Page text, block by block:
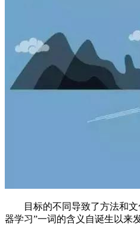
目标的不同导致了方法和文
器学习”一词的含义自诞生以来